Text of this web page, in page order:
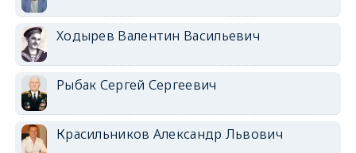
Ходырев Валентин Васильевич
Рыбак Сергей Сергеевич
Красильников Александр Львович